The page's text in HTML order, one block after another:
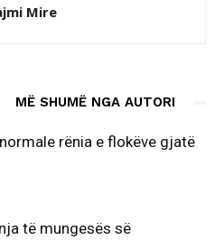
Mire
MË SHUMË NGA AUTORI
rënia e flokëve gjatë
të mungesës së